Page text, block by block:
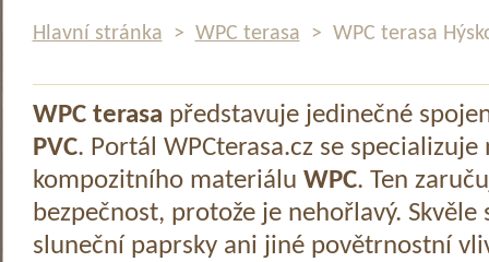
Hlavní stránka > WPC terasa > WPC terasa
WPC terasa představuje jedinečné
PVC. Portál WPCterasa.cz se specializuje
kompozitního materiálu WPC. Ten
bezpečnost, protože je nehořlavý.
sluneční paprsky ani jiné povětrnostní